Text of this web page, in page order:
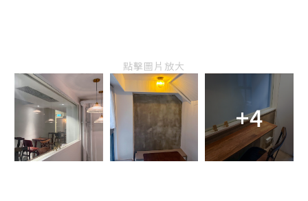
點擊圖片放大
+4